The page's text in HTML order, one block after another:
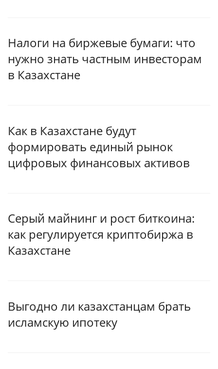
Налоги на биржевые бумаги: что
нужно знать частным инвесторам
в Казахстане
Как в Казахстане будут
формировать единый рынок
цифровых финансовых активов
Серый майнинг и рост биткоина:
как регулируется криптобиржа в
Казахстане
Выгодно ли казахстанцам брать
исламскую ипотеку